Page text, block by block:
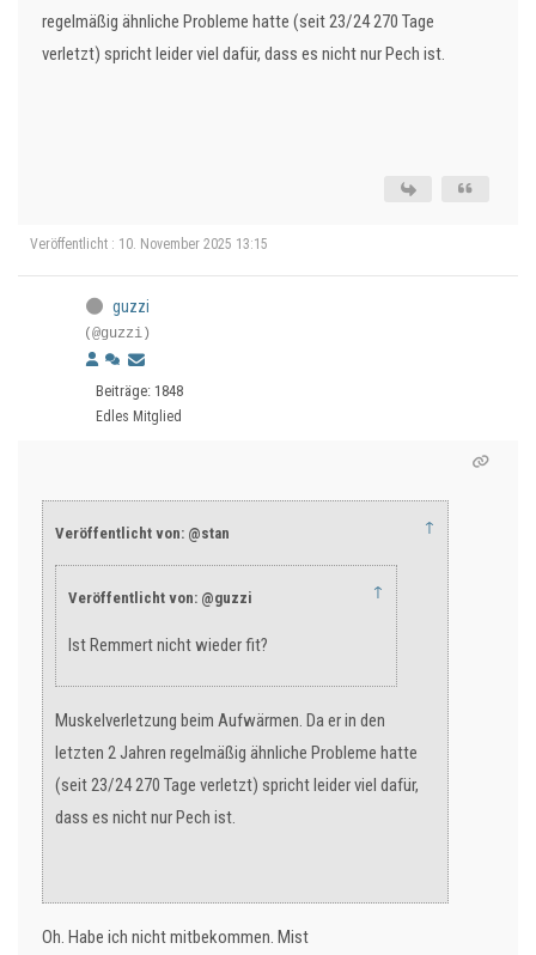
regelmäßig ähnliche Probleme hatte (seit 23/24 270 Tage
verletzt) spricht leider viel dafür, dass es nicht nur Pech ist.
Veröffentlicht : 10. November 2025 13:15
guzzi
(@guzzi)
Beiträge: 1848
Edles Mitglied
Veröffentlicht von: @stan ↑
Veröffentlicht von: @guzzi ↑
Ist Remmert nicht wieder fit?
Muskelverletzung beim Aufwärmen. Da er in den
letzten 2 Jahren regelmäßig ähnliche Probleme hatte
(seit 23/24 270 Tage verletzt) spricht leider viel dafür,
dass es nicht nur Pech ist.
Oh. Habe ich nicht mitbekommen. Mist